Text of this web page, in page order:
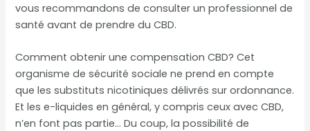
vous recommandons de consulter un professionnel de
santé avant de prendre du CBD.
Comment obtenir une compensation CBD? Cet
organisme de sécurité sociale ne prend en compte
que les substituts nicotiniques délivrés sur ordonnance.
Et les e-liquides en général, y compris ceux avec CBD,
n’en font pas partie… Du coup, la possibilité de